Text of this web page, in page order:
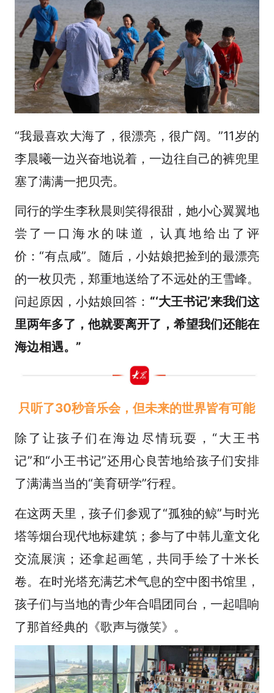
“我最喜欢大海了，很漂亮，很广阔。”11岁的
李晨曦一边兴奋地说着，一边往自己的裤兜里
塞了满满一把贝壳。
同行的学生李秋晨则笑得很甜，她小心翼翼地
尝了一口海水的味道，认真地给出了评
价：“有点咸”。随后，小姑娘把捡到的最漂亮
的一枚贝壳，郑重地送给了不远处的王雪峰。
问起原因，小姑娘回答： “‘大王书记’来我们这
里两年多了，他就要离开了，希望我们还能在
海边相遇。”
只听了30秒音乐会，但未来的世界皆有可能
除了让孩子们在海边尽情玩耍，“大王书
记”和“小王书记”还用心良苦地给孩子们安排
了满满当当的“美育研学”行程。
在这两天里，孩子们参观了“孤独的鲸”与时光
塔等烟台现代地标建筑；参与了中韩儿童文化
交流展演；还拿起画笔，共同手绘了十米长
卷。在时光塔充满艺术气息的空中图书馆里，
孩子们与当地的青少年合唱团同台，一起唱响
了那首经典的《歌声与微笑》。